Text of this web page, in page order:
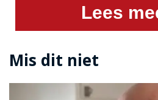
Lees
Mis dit niet